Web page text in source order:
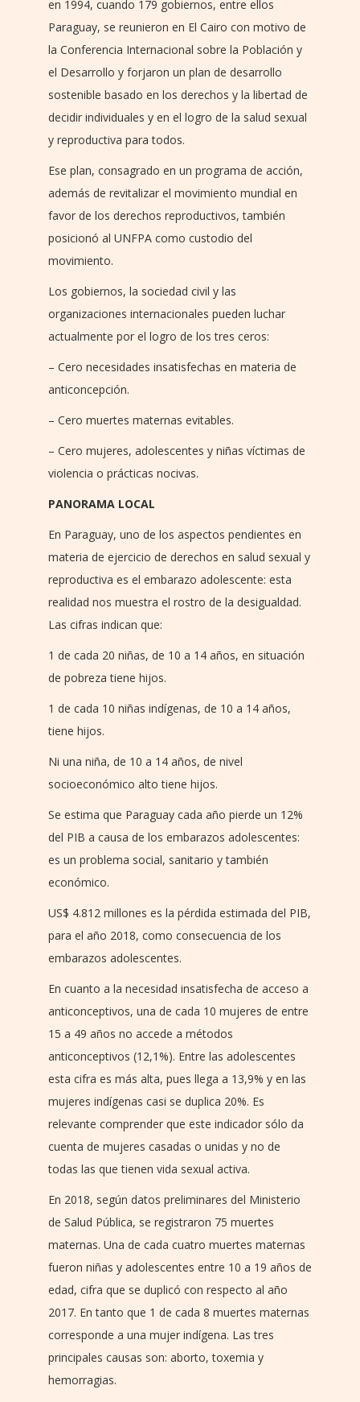
en 1994, cuando 179 gobiernos, entre ellos
Paraguay, se reunieron en El Cairo con motivo de
la Conferencia Internacional sobre la Población y
el Desarrollo y forjaron un plan de desarrollo
sostenible basado en los derechos y la libertad de
decidir individuales y en el logro de la salud sexual
y reproductiva para todos.
Ese plan, consagrado en un programa de acción,
además de revitalizar el movimiento mundial en
favor de los derechos reproductivos, también
posicionó al UNFPA como custodio del
movimiento.
Los gobiernos, la sociedad civil y las
organizaciones internacionales pueden luchar
actualmente por el logro de los tres ceros:
– Cero necesidades insatisfechas en materia de
anticoncepción.
– Cero muertes maternas evitables.
– Cero mujeres, adolescentes y niñas víctimas de
violencia o prácticas nocivas.
PANORAMA LOCAL
En Paraguay, uno de los aspectos pendientes en
materia de ejercicio de derechos en salud sexual y
reproductiva es el embarazo adolescente: esta
realidad nos muestra el rostro de la desigualdad.
Las cifras indican que:
1 de cada 20 niñas, de 10 a 14 años, en situación
de pobreza tiene hijos.
1 de cada 10 niñas indígenas, de 10 a 14 años,
tiene hijos.
Ni una niña, de 10 a 14 años, de nivel
socioeconómico alto tiene hijos.
Se estima que Paraguay cada año pierde un 12%
del PIB a causa de los embarazos adolescentes:
es un problema social, sanitario y también
económico.
US$ 4.812 millones es la pérdida estimada del PIB,
para el año 2018, como consecuencia de los
embarazos adolescentes.
En cuanto a la necesidad insatisfecha de acceso a
anticonceptivos, una de cada 10 mujeres de entre
15 a 49 años no accede a métodos
anticonceptivos (12,1%). Entre las adolescentes
esta cifra es más alta, pues llega a 13,9% y en las
mujeres indígenas casi se duplica 20%. Es
relevante comprender que este indicador sólo da
cuenta de mujeres casadas o unidas y no de
todas las que tienen vida sexual activa.
En 2018, según datos preliminares del Ministerio
de Salud Pública, se registraron 75 muertes
maternas. Una de cada cuatro muertes maternas
fueron niñas y adolescentes entre 10 a 19 años de
edad, cifra que se duplicó con respecto al año
2017. En tanto que 1 de cada 8 muertes maternas
corresponde a una mujer indígena. Las tres
principales causas son: aborto, toxemia y
hemorragias.